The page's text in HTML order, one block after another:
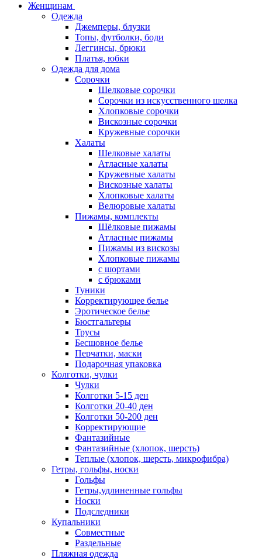
Женщинам
Одежда
Джемперы, блузки
Топы, футболки, боди
Леггинсы, брюки
Платья, юбки
Одежда для дома
Сорочки
Шелковые сорочки
Сорочки из искусственного шелка
Хлопковые сорочки
Вискозные сорочки
Кружевные сорочки
Халаты
Шелковые халаты
Атласные халаты
Кружевные халаты
Вискозные халаты
Хлопковые халаты
Велюровые халаты
Пижамы, комплекты
Шёлковые пижамы
Атласные пижамы
Пижамы из вискозы
Хлопковые пижамы
с шортами
с брюками
Туники
Корректирующее белье
Эротическое белье
Бюстгальтеры
Трусы
Бесшовное белье
Перчатки, маски
Подарочная упаковка
Колготки, чулки
Чулки
Колготки 5-15 ден
Колготки 20-40 ден
Колготки 50-200 ден
Корректирующие
Фантазийные
Фантазийные (хлопок, шерсть)
Теплые (хлопок, шерсть, микрофибра)
Гетры, гольфы, носки
Гольфы
Гетры,удлиненные гольфы
Носки
Подследники
Купальники
Совместные
Раздельные
Пляжная одежда